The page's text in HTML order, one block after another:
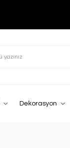
Dekorasyon